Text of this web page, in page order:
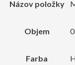
Názov položky
Objem
Farba